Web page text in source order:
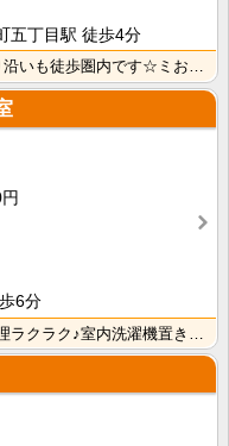
五丁目駅 徒歩4分
6分